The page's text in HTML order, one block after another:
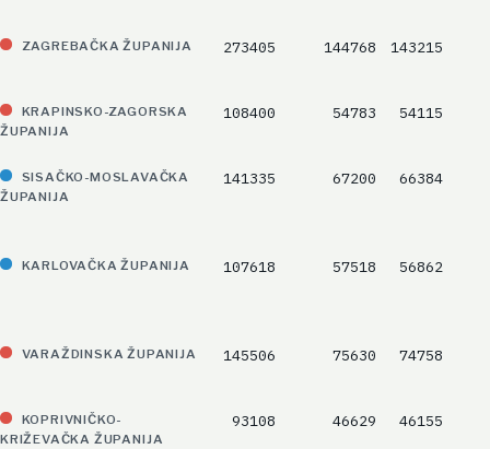
ZAGREBAČKA ŽUPANIJA 273405 144768 143215
KRAPINSKO-ZAGORSKA
ŽUPANIJA
108400 54783 54115
SISAČKO-MOSLAVAČKA
ŽUPANIJA
141335 67200 66384
KARLOVAČKA ŽUPANIJA 107618 57518 56862
VARAŽDINSKA ŽUPANIJA 145506 75630 74758
KOPRIVNIČKO-
KRIŽEVAČKA ŽUPANIJA
93108 46629 46155